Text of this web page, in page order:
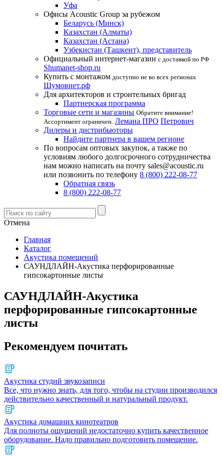
Уфа
Офисы Acoustic Group за рубежом
Беларусь (Минск)
Казахстан (Алматы)
Казахстан (Астана)
Узбекистан (Ташкент), представитель
Официальный интернет-магазин с доставкой по РФ
Shumanet-shop.ru
Купить с монтажом доступно не во всех регионах
Шумовнет.рф
Для архитекторов и строительных бригад
Партнерская программа
Торговые сети и магазины Обратите внимание!
Ассортимент ограничен. Лемана ПРО Петрович
Дилеры и дистрибьюторы
Найдите партнера в вашем регионе
По вопросам оптовых закупок, а также по
условиям любого долгосрочного сотрудничества
нам можно написать на почту sales@acoustic.ru
или позвонить по телефону 8 (800) 222-08-77
Обратная связь
8 (800) 222-08-77
Отмена
Главная
Каталог
Акустика помещений
САУНДЛАЙН-Акустика перфорированные
гипсокартонные листы
САУНДЛАЙН-Акустика
перфорированные гипсокартонные
листы
Рекомендуем почитать
Акустика студий звукозаписи
Все, что нужно знать, для того, чтобы на студии производился
действительно качественный и натуральный продукт.
Акустика домашних кинотеатров
Для полноты ощущений недостаточно купить качественное
оборудование. Надо правильно подготовить помещение.